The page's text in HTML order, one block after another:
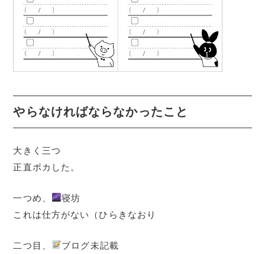
やらなければならなかったこと
大きく三つ
正直ポカした。
一つめ、
寝坊
これは仕方がない（ひらきなおり
二つ目、
ブログ未記載